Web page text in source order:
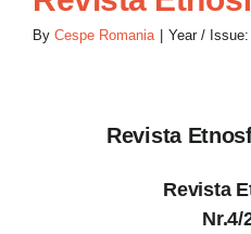
By Cespe Romania Year / Issue:
Revista
Revista
Nr.4/